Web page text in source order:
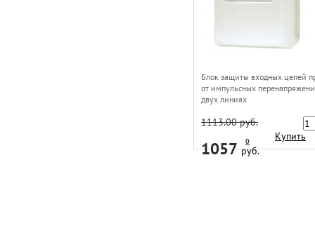
Блок защиты входных цепей
от импульсных
двух линиях
1113.00 руб.
1057 0
руб.
Купить